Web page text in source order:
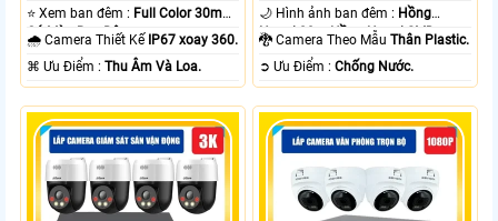
⭐ Xem ban đêm : Full Color 30m
Có Màu Ban Ðêm.
🌧️ Camera Thiết Kế IP67 xoay 360.
️⌘ Ưu Điểm :Thu Âm Và Loa.
🌙 Hình ảnh ban đêm : Hồng
Ngoại 20m Hồng Ngoại SMD.
🐉️ Camera Theo MẫuThân Plastic.
️➲ Ưu Điểm :Chống Nước.